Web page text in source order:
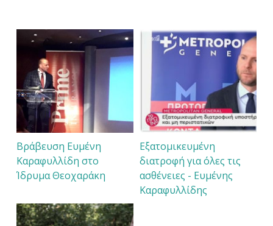
Βράβευση Ευμένη
Καραφυλλίδη στο
Ίδρυμα Θεοχαράκη
Εξατομικευμένη
διατροφή για όλες τις
ασθένειες - Ευμένης
Καραφυλλίδης